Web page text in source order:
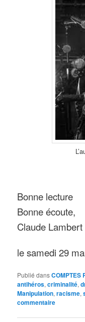
Bonne lecture
Bonne écoute,
Claude Lambert
le samedi 29
Publié dansCOMPTES
antihéros,criminalité,
Manipulation,racisme,
commentaire